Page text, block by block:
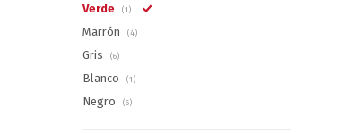
Verde (1)
Marrón (4)
Gris (6)
Blanco (1)
Negro (6)